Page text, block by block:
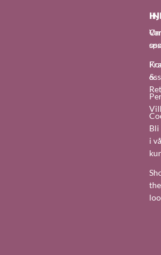
oss
&
Bli
i
the
oss